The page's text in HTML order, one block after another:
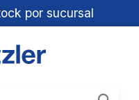
por sucursal